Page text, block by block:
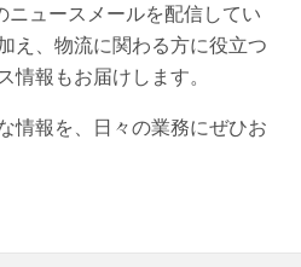
ニュースメールを配信してい
え、物流に関わる方に役立つ
報もお届けします。
情報を、日々の業務にぜひお